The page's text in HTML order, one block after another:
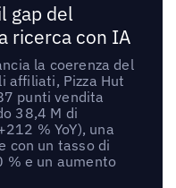
gap del
ricerca con IA
la coerenza del
affiliati, Pizza Hut
punti vendita
38,4 M di
% YoY), una
con un tasso di
% e un aumento